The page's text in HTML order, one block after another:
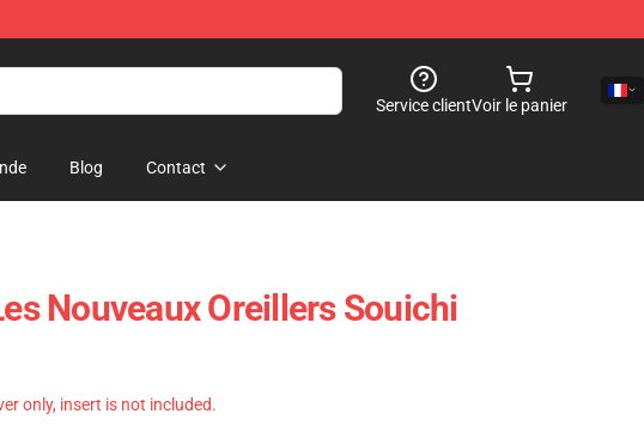
Service clientVoir le panier
Blog Contact
Nouveaux Oreillers Souichi
only, insert is not included.